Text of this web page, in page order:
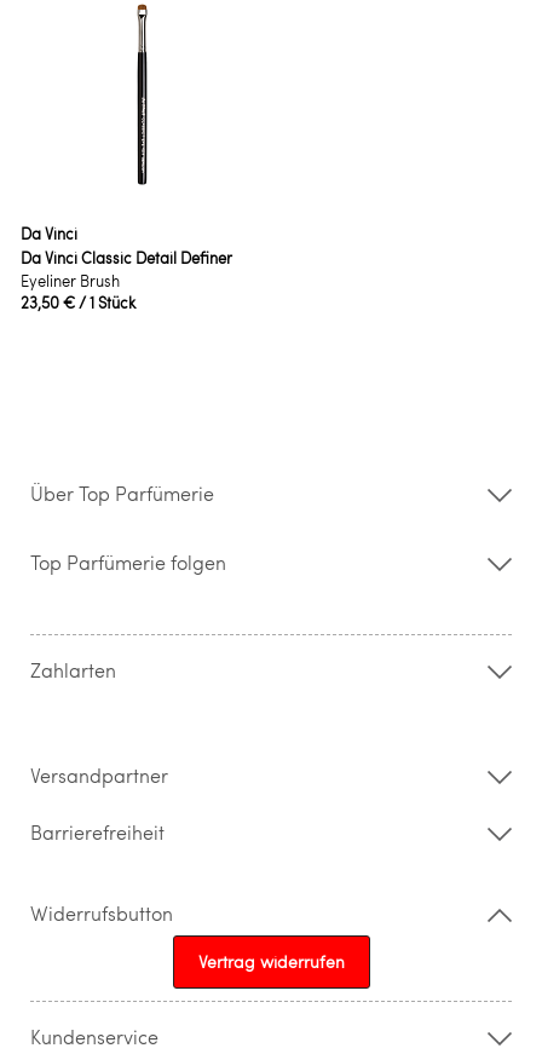
Da Vinci
Da Vinci Classic Detail Definer
Eyeliner Brush
23,50 €/ 1 Stück
Über Top Parfümerie
Storefinder
Kontakt
Widerrufsrecht & Rückgabebedingungen
Top Parfümerie folgen
Zahlarten
Versandpartner
Barrierefreiheit
Widerrufsbutton
Vertrag widerrufen
Kundenservice